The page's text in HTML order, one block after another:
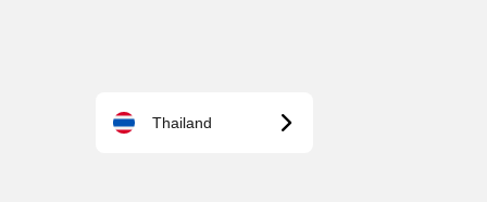
Thailand